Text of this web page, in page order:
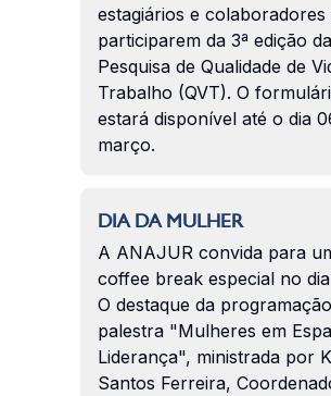
estagiários e colaboradores
participarem da 3ª edição da
Pesquisa de Qualidade de
Trabalho (QVT). O
estará disponível até o dia
março.
DIA DA MULHER
A ANAJUR convida para
coffee break especial no
O destaque da
palestra "Mulheres em
Liderança", ministrada por
Santos Ferreira,